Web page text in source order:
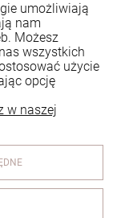
umożliwiają
nam
Możesz
wszystkich
użycie
opcję
w naszej